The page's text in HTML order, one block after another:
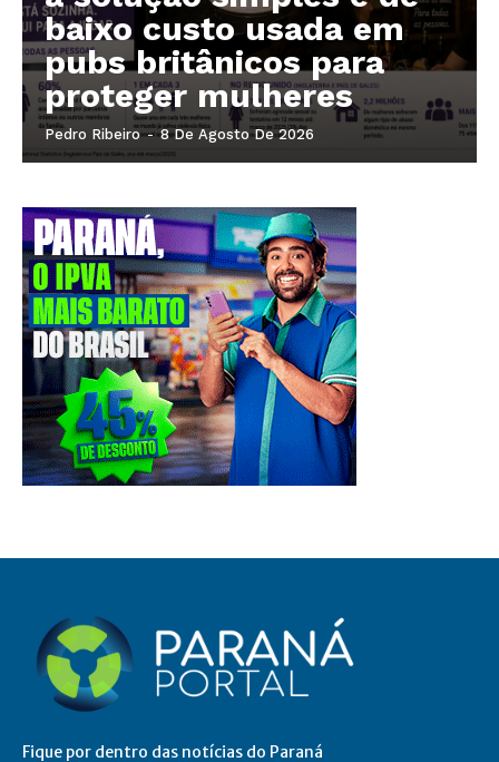
baixo custo usada em
pubs britânicos para
proteger mulheres
Pedro Ribeiro - 8 De Agosto De 2026
Fique por dentro das notícias do Paraná